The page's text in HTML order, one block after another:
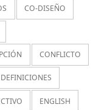
CO-DISEÑO
CONFLICTO
DEFINICIONES
ENGLISH